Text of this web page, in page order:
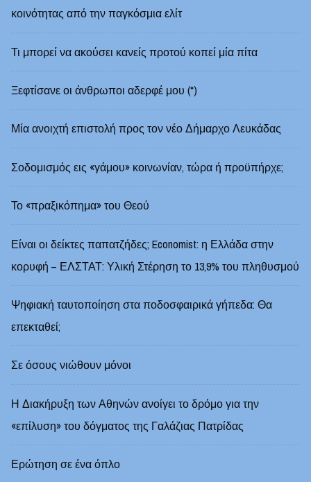
κοινότητας από την παγκόσμια ελίτ
Τι μπορεί να ακούσει κανείς προτού κοπεί μία πίτα
Ξεφτίσανε οι άνθρωποι αδερφέ μου (*)
Μία ανοιχτή επιστολή προς τον νέο Δήμαρχο Λευκάδας
Σοδομισμός εις «γάμου» κοινωνίαν, τώρα ή προϋπήρχε;
Το «πραξικόπημα» του Θεού
Είναι οι δείκτες παπατζήδες; Economist: η Ελλάδα στην
κορυφή – ΕΛΣΤΑΤ: Υλική Στέρηση το 13,9% του πληθυσμού
Ψηφιακή ταυτοποίηση στα ποδοσφαιρικά γήπεδα: Θα
επεκταθεί;
Σε όσους νιώθουν μόνοι
Η Διακήρυξη των Αθηνών ανοίγει το δρόμο για την
«επίλυση» του δόγματος της Γαλάζιας Πατρίδας
Ερώτηση σε ένα όπλο